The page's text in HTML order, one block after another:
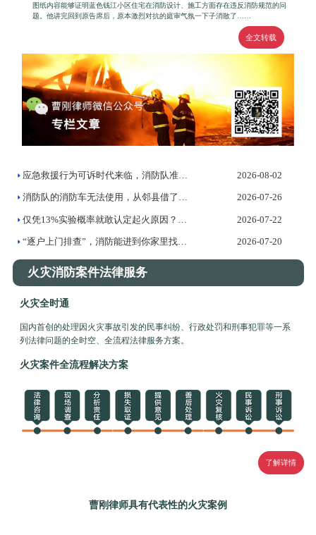
图纸内容能够证明蓝色钱江小区住宅在消防设计、施工方面存在违反消防规范的问
题。他讲完回到原告席后，原本激烈对抗的庭审气氛一下子消散了……
全文转载
应急救援行为可诉时代来临，消防队准备好了吗？ 2026-08-02
消防队的消防车无法使用，从邻县借了一辆灭火，法院判决赔偿受灾... 2026-07-26
仅凭13%实验概率就敢认定起火原因？——火灾调查证据标准的法... 2026-07-22
“逐户上门排查”，消防能进到你家里找隐患吗？ 2026-07-20
火灾消防案件法律服务
火灾全时通
国内首创的处理因火灾事故引发的民事纠纷、行政处罚和刑事犯罪等一系
列法律问题的全时空、全流程法律服务方案。
火灾案件全流程解决方案
了解详情
曹刚律师具有代表性的火灾案例